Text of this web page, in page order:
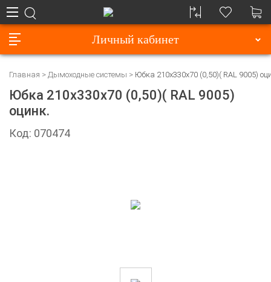
Личный кабинет
Главная Дымоходные системы Юбка 210х330х70 (0,50)( RAL 9005)
Юбка 210х330х70 (0,50)( RAL 9005)
оцинк.
Код: 070474